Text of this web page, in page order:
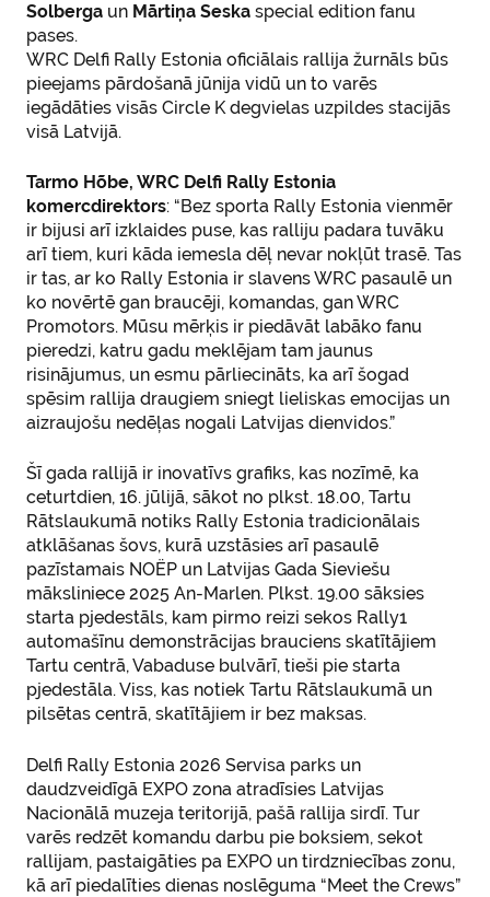
Solberga un Mārtiņa Seska special edition fanu
pases.
WRC Delfi Rally Estonia oficiālais rallija žurnāls būs
pieejams pārdošanā jūnija vidū un to varēs
iegādāties visās Circle K degvielas uzpildes stacijās
visā Latvijā.
Tarmo Hõbe, WRC Delfi Rally Estonia
komercdirektors: “Bez sporta Rally Estonia vienmēr
ir bijusi arī izklaides puse, kas ralliju padara tuvāku
arī tiem, kuri kāda iemesla dēļ nevar nokļūt trasē. Tas
ir tas, ar ko Rally Estonia ir slavens WRC pasaulē un
ko novērtē gan braucēji, komandas, gan WRC
Promotors. Mūsu mērķis ir piedāvāt labāko fanu
pieredzi, katru gadu meklējam tam jaunus
risinājumus, un esmu pārliecināts, ka arī šogad
spēsim rallija draugiem sniegt lieliskas emocijas un
aizraujošu nedēļas nogali Latvijas dienvidos.”
Šī gada rallijā ir inovatīvs grafiks, kas nozīmē, ka
ceturtdien, 16. jūlijā, sākot no plkst. 18.00, Tartu
Rātslaukumā notiks Rally Estonia tradicionālais
atklāšanas šovs, kurā uzstāsies arī pasaulē
pazīstamais NOËP un Latvijas Gada Sieviešu
māksliniece 2025 An-Marlen. Plkst. 19.00 sāksies
starta pjedestāls, kam pirmo reizi sekos Rally1
automašīnu demonstrācijas brauciens skatītājiem
Tartu centrā, Vabaduse bulvārī, tieši pie starta
pjedestāla. Viss, kas notiek Tartu Rātslaukumā un
pilsētas centrā, skatītājiem ir bez maksas.
Delfi Rally Estonia 2026 Servisa parks un
daudzveidīgā EXPO zona atradīsies Latvijas
Nacionālā muzeja teritorijā, pašā rallija sirdī. Tur
varēs redzēt komandu darbu pie boksiem, sekot
rallijam, pastaigāties pa EXPO un tirdzniecības zonu,
kā arī piedalīties dienas noslēguma “Meet the Crews”